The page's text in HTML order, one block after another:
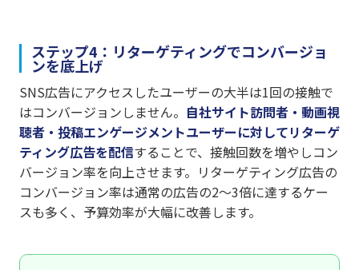
ステップ4：リターゲティングでコンバージョ
ンを底上げ
SNS広告にアクセスしたユーザーの大半は1回の接触で
はコンバージョンしません。 自社サイト訪問者・動画視
聴者・投稿エンゲージメントユーザーに対してリターゲ
ティング広告を配信することで、接触回数を増やしコン
バージョン率を向上させます。リターゲティング広告の
コンバージョン率は通常の広告の2〜3倍に達するケー
スも多く、予算効率が大幅に改善します。